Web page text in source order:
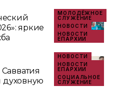
МОЛОДЁЖНОЕ
СЛУЖЕНИЕ
НОВОСТИ
НОВОСТИ
ЕПАРХИИ
яркие
НОВОСТИ
НОВОСТИ
ЕПАРХИИ
СОЦИАЛЬНОЕ
СЛУЖЕНИЕ
духовную